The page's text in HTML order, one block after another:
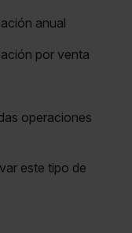
anual
por venta
operaciones
este tipo de